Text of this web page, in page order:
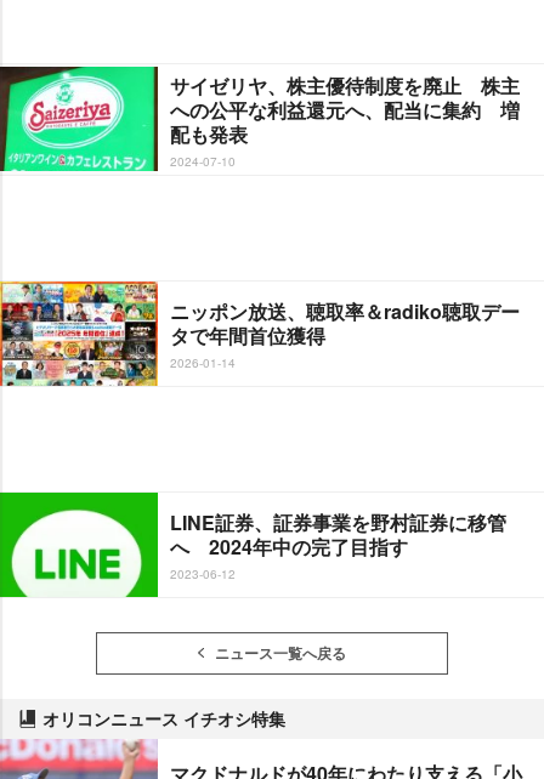
サイゼリヤ、株主優待制度を廃止 株主
への公平な利益還元へ、配当に集約 増
配も発表
2024-07-10
ニッポン放送、聴取率＆radiko聴取デー
タで年間首位獲得
2026-01-14
LINE証券、証券事業を野村証券に移管
へ 2024年中の完了目指す
2023-06-12
ニュース一覧へ戻る
オリコンニュース イチオシ特集
マクドナルドが40年にわたり支える「小